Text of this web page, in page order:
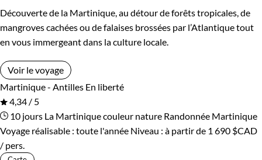
Découverte de la Martinique, au détour de forêts tropicales, de
mangroves cachées ou de falaises brossées par l’Atlantique tout
en vous immergeant dans la culture locale.
Voir le voyage
Martinique - Antilles En liberté
4,34 / 5
10 jours La Martinique couleur nature Randonnée Martinique
Voyage réalisable : toute l'année Niveau : à partir de 1 690 $CAD
/ pers.